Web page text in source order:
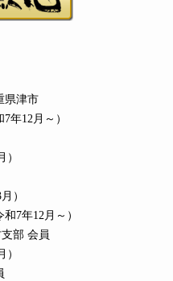
県津市
7年12月～）
）
）
和7年12月～）
部 会員
）